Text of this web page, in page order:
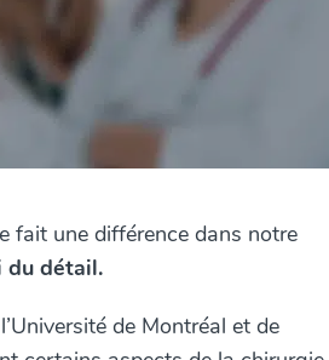
fait une différence dans notre
du détail.
de Montréal et de